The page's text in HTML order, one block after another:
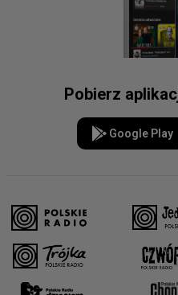
Pobierz
Google Play